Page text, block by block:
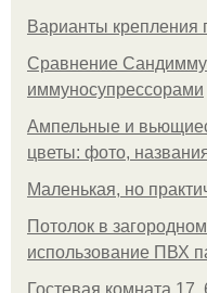
Варианты крепления
Сравнение
иммуносупрессорами
Ампельные и
цветы: фото,
Маленькая, но
Потолок в
использование ПВХ
Гостевая комната